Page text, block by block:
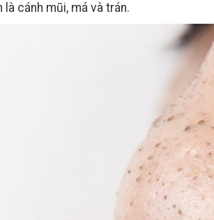
là cánh mũi, má và trán.